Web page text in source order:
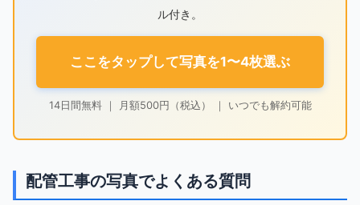
ル付き。
ここをタップして写真を1〜4枚選ぶ
14日間無料 ｜ 月額500円（税込） ｜ いつでも解約可能
配管工事の写真でよくある質問